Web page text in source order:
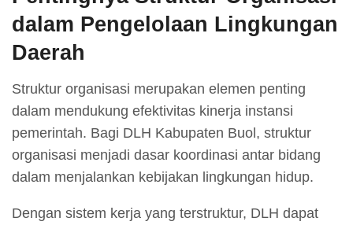
dalam Pengelolaan Lingkungan
Daerah
Struktur organisasi merupakan elemen penting
dalam mendukung efektivitas kinerja instansi
pemerintah. Bagi DLH Kabupaten Buol, struktur
organisasi menjadi dasar koordinasi antar bidang
dalam menjalankan kebijakan lingkungan hidup.
Dengan sistem kerja yang terstruktur, DLH dapat